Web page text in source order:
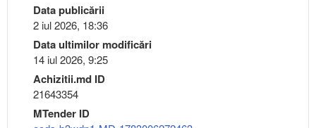
Data publicării
2 iul 2026, 18:36
Data ultimilor modificări
14 iul 2026, 9:25
Achizitii.md ID
21643354
MTender ID